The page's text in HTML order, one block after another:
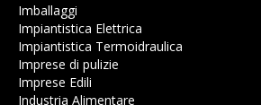
Imballaggi
Impiantistica Elettrica
Impiantistica Termoidraulica
Imprese di pulizie
Imprese Edili
Industria Alimentare